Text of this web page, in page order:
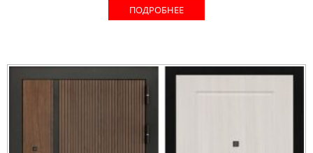
ПОДРОБНЕЕ